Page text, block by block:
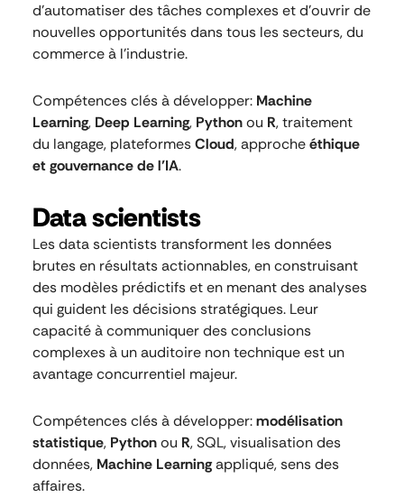
d’automatiser des tâches complexes et d’ouvrir de
nouvelles opportunités dans tous les secteurs, du
commerce à l’industrie.
Compétences clés à développer: Machine
Learning, Deep Learning, Pythonou R, traitement
du langage, plateformesCloud, approcheéthique
et gouvernance de l’IA.
Data scientists
Les data scientists transforment les données
brutes en résultats actionnables, en construisant
des modèles prédictifs et en menant des analyses
qui guident les décisions stratégiques. Leur
capacité à communiquer des conclusions
complexes à un auditoire non technique est un
avantage concurrentiel majeur.
Compétences clés à développer:modélisation
statistique, Pythonou R, SQL, visualisation des
données, Machine Learningappliqué, sens des
affaires.